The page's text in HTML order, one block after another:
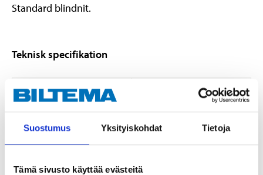
Suostumus Yksityiskohdat Tietoja
Tämä sivusto käyttää evästeitä
Standard blindnit.
Teknisk specifikation
Diameter
Diameter
9,1 mm (huvud)
Material
Aluminium
Typ